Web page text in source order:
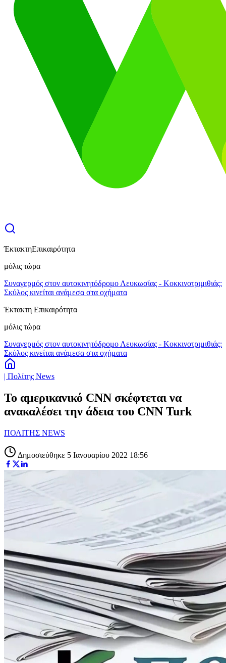
ΈκτακτηΕπικαιρότητα
μόλις τώρα
Συναγερμός στον αυτοκινητόδρομο Λευκωσίας - Κοκκινοτριμιθιάς:
Σκύλος κινείται ανάμεσα στα οχήματα
Έκτακτη Επικαιρότητα
μόλις τώρα
Συναγερμός στον αυτοκινητόδρομο Λευκωσίας - Κοκκινοτριμιθιάς:
Σκύλος κινείται ανάμεσα στα οχήματα
| Πολίτης News
Το αμερικανικό CNN σκέφτεται να
ανακαλέσει την άδεια του CNN Turk
ΠΟΛΙΤΗΣ NEWS
Δημοσιεύθηκε 5 Ιανουαρίου 2022 18:56